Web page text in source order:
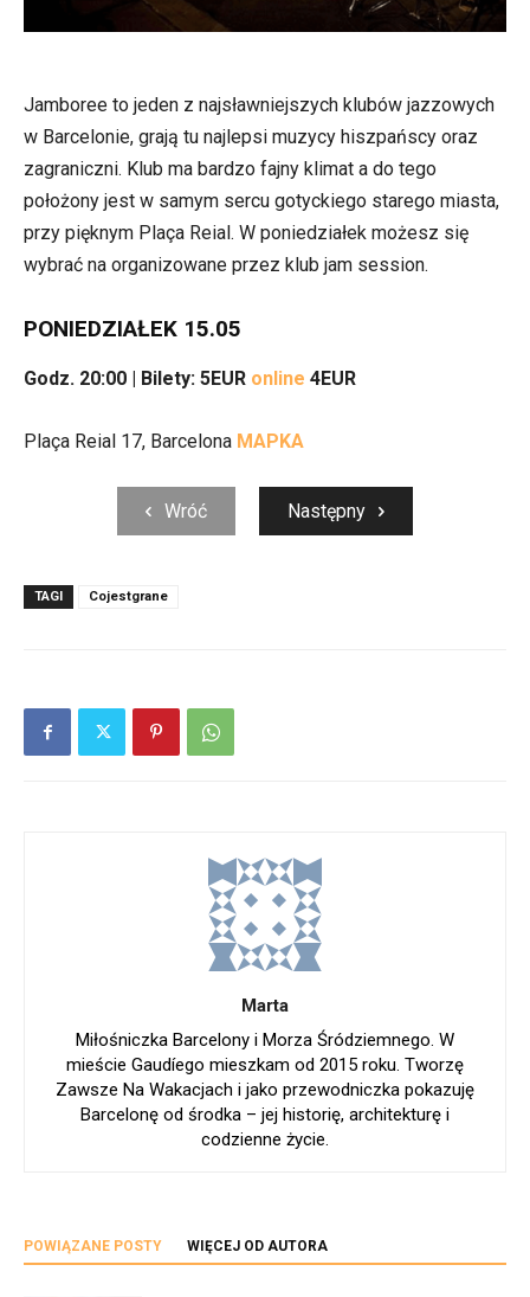
Jamboree to jeden z najsławniejszych klubów jazzowych
w Barcelonie, grają tu najlepsi muzycy hiszpańscy oraz
zagraniczni. Klub ma bardzo fajny klimat a do tego
położony jest w samym sercu gotyckiego starego miasta,
przy pięknym Plaça Reial. W poniedziałek możesz się
wybrać na organizowane przez klub jam session.
PONIEDZIAŁEK 15.05
Godz. 20:00 | Bilety: 5EUR online 4EUR
Plaça Reial 17, Barcelona MAPKA
Wróć Następny
TAGI Cojestgrane
Marta
Miłośniczka Barcelony i Morza Śródziemnego. W
mieście Gaudíego mieszkam od 2015 roku. Tworzę
Zawsze Na Wakacjach i jako przewodniczka pokazuję
Barcelonę od środka – jej historię, architekturę i
codzienne życie.
POWIĄZANE POSTY WIĘCEJ OD AUTORA